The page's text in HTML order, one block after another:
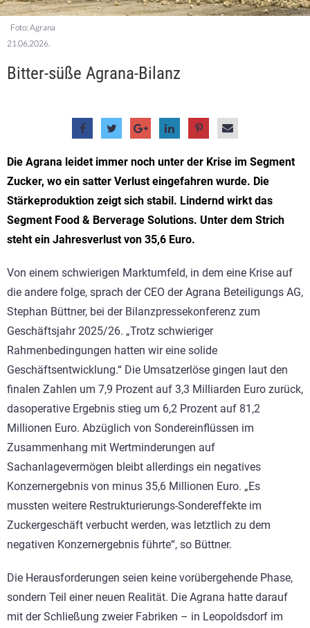
Foto: Agrana
21.06.2026.
Bitter-süße Agrana-Bilanz
Die Agrana leidet immer noch unter der Krise im Segment
Zucker, wo ein satter Verlust eingefahren wurde. Die
Stärkeproduktion zeigt sich stabil. Lindernd wirkt das
Segment Food & Berverage Solutions. Unter dem Strich
steht ein Jahresverlust von 35,6 Euro.
Von einem schwierigen Marktumfeld, in dem eine Krise auf
die andere folge, sprach der CEO der Agrana Beteiligungs AG,
Stephan Büttner, bei der Bilanzpressekonferenz zum
Geschäftsjahr 2025/26. „Trotz schwieriger
Rahmenbedingungen hatten wir eine solide
Geschäftsentwicklung.“ Die Umsatzerlöse gingen laut den
finalen Zahlen um 7,9 Prozent auf 3,3 Milliarden Euro zurück,
dasoperative Ergebnis stieg um 6,2 Prozent auf 81,2
Millionen Euro. Abzüglich von Sondereinflüssen im
Zusammenhang mit Wertminderungen auf
Sachanlagevermögen bleibt allerdings ein negatives
Konzernergebnis von minus 35,6 Millionen Euro. „Es
mussten weitere Restrukturierungs-Sondereffekte im
Zuckergeschäft verbucht werden, was letztlich zu dem
negativen Konzernergebnis führte“, so Büttner.
Die Herausforderungen seien keine vorübergehende Phase,
sondern Teil einer neuen Realität. Die Agrana hatte darauf
mit der Schließung zweier Fabriken – in Leopoldsdorf im